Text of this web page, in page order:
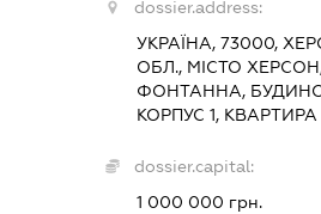
dossier.address:
УКРАЇНА, 73000,
ОБЛ., МІСТО
ФОНТАННА,
КОРПУС 1, КВАРТИРА
dossier.capital:
1 000 000 грн.